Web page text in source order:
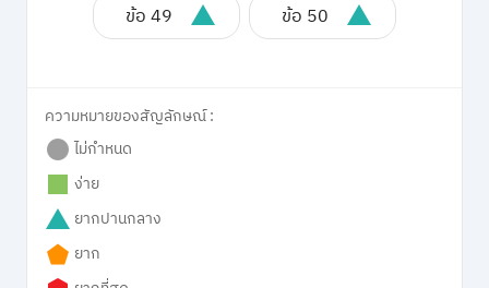
ข้อ 49 ข้อ 50
ความหมายของสัญลักษณ์ :
ไม่กำหนด
ง่าย
ยากปานกลาง
ยาก